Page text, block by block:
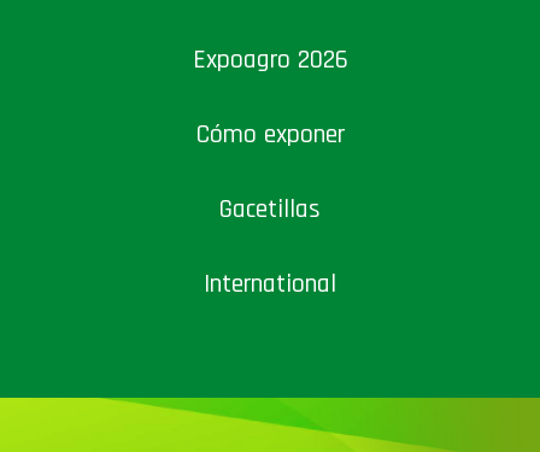
Expoagro 2026
Cómo exponer
Gacetillas
International